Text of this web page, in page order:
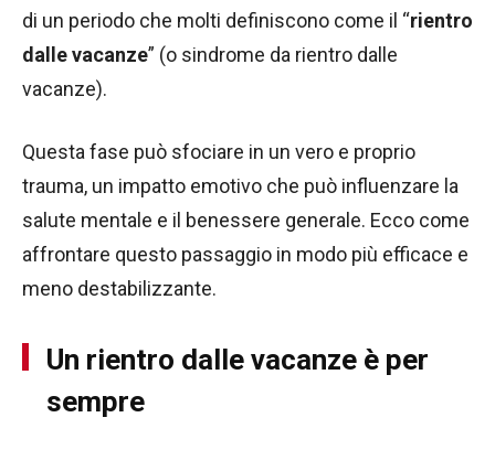
di un periodo che molti definiscono come il “rientro
dalle vacanze” (o sindrome da rientro dalle
vacanze).
Questa fase può sfociare in un vero e proprio
trauma, un impatto emotivo che può influenzare la
salute mentale e il benessere generale. Ecco come
affrontare questo passaggio in modo più efficace e
meno destabilizzante.
Un rientro dalle vacanze è per
sempre